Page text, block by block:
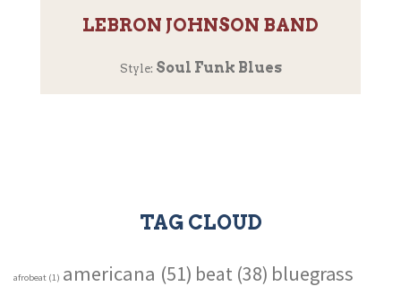
LEBRON JOHNSON BAND
Style: Soul Funk Blues
TAG CLOUD
afrobeat (1) americana (51) beat (38) bluegrass